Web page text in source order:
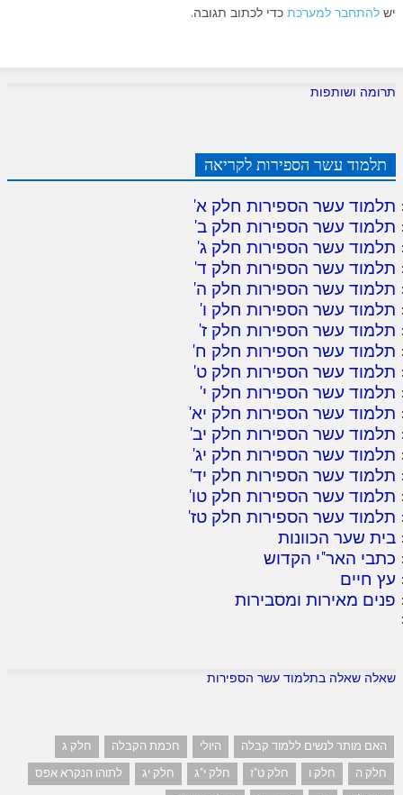
יש להתחבר למערכת כדי לכתוב תגובה.
תרומה ושותפות
תלמוד עשר הספירות לקריאה
תלמוד עשר הספירות חלק א'
תלמוד עשר הספירות חלק ב'
תלמוד עשר הספירות חלק ג'
תלמוד עשר הספירות חלק ד'
תלמוד עשר הספירות חלק ה'
תלמוד עשר הספירות חלק ו'
תלמוד עשר הספירות חלק ז'
תלמוד עשר הספירות חלק ח'
תלמוד עשר הספירות חלק ט'
תלמוד עשר הספירות חלק י'
תלמוד עשר הספירות חלק יא'
תלמוד עשר הספירות חלק יב'
תלמוד עשר הספירות חלק יג'
תלמוד עשר הספירות חלק יד'
תלמוד עשר הספירות חלק טו'
תלמוד עשר הספירות חלק טז'
בית שער הכוונות
כתבי האר"י הקדוש
עץ חיים
פנים מאירות ומסבירות
שאלה שאלה בתלמוד עשר הספירות
האם מותר לנשים ללמוד קבלה היולי חכמת הקבלה
חלק ג
חלק ה
חלק ו חלק ט"ז חלק י"ג חלק יג
לתוהו הנקרא אפס